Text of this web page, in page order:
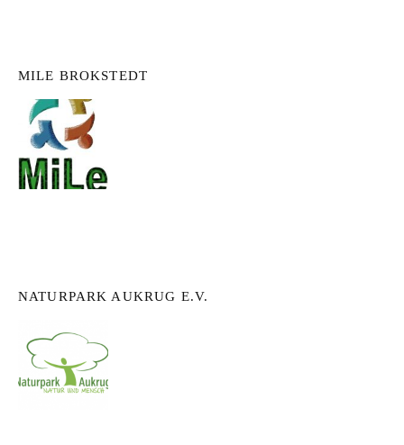
MILE BROKSTEDT
NATURPARK AUKRUG E.V.